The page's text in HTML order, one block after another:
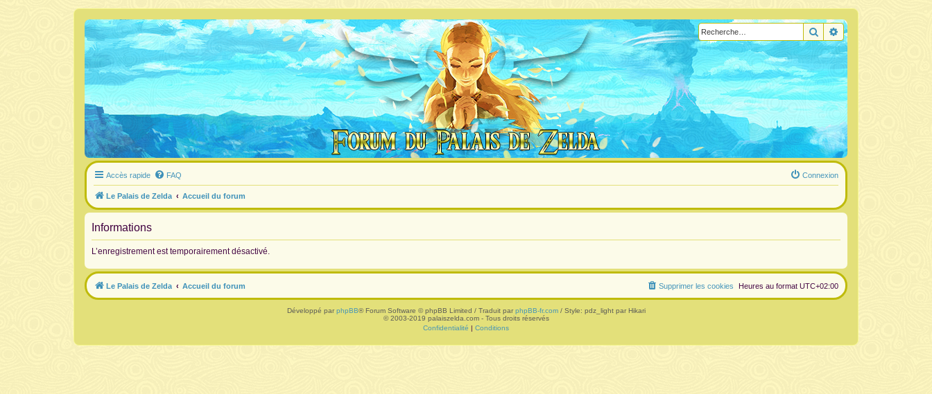
RechercherRecherche avancée
Accès rapide FAQ Connexion
Le Palais de Zelda Accueil du forum
Informations
L’enregistrement est temporairement désactivé.
Le Palais de Zelda Accueil du forum Heures au format UTC+02:00
Supprimer les cookies
Développé par phpBB® Forum Software © phpBB Limited / Traduit par phpBB-fr.com/ Style: pdz_light par Hikari
© 2003-2019 palaiszelda.com - Tous droits réservés
Confidentialité | Conditions